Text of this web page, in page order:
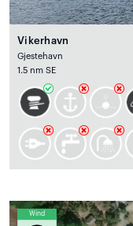
Vikerhavn
Gjestehavn
1.5 nm SE
Wind